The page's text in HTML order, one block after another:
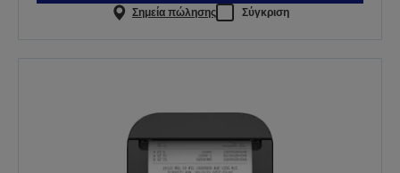
Σημεία πώλησης Σύγκριση